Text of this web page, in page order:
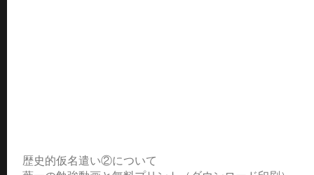
歴史的仮名遣い②について